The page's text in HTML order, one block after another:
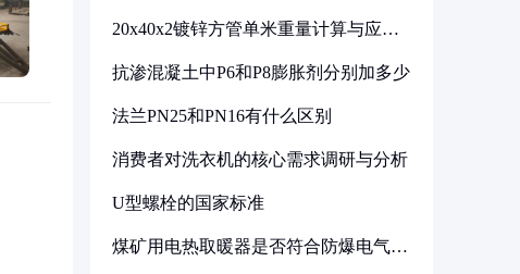
20x40x2镀锌方管单米重量计算与应用
抗渗混凝土中P6和P8膨胀剂分别加多少
法兰PN25和PN16有什么区别
消费者对洗衣机的核心需求调研与分析
U型螺栓的国家标准
煤矿用电热取暖器是否符合防爆电气设